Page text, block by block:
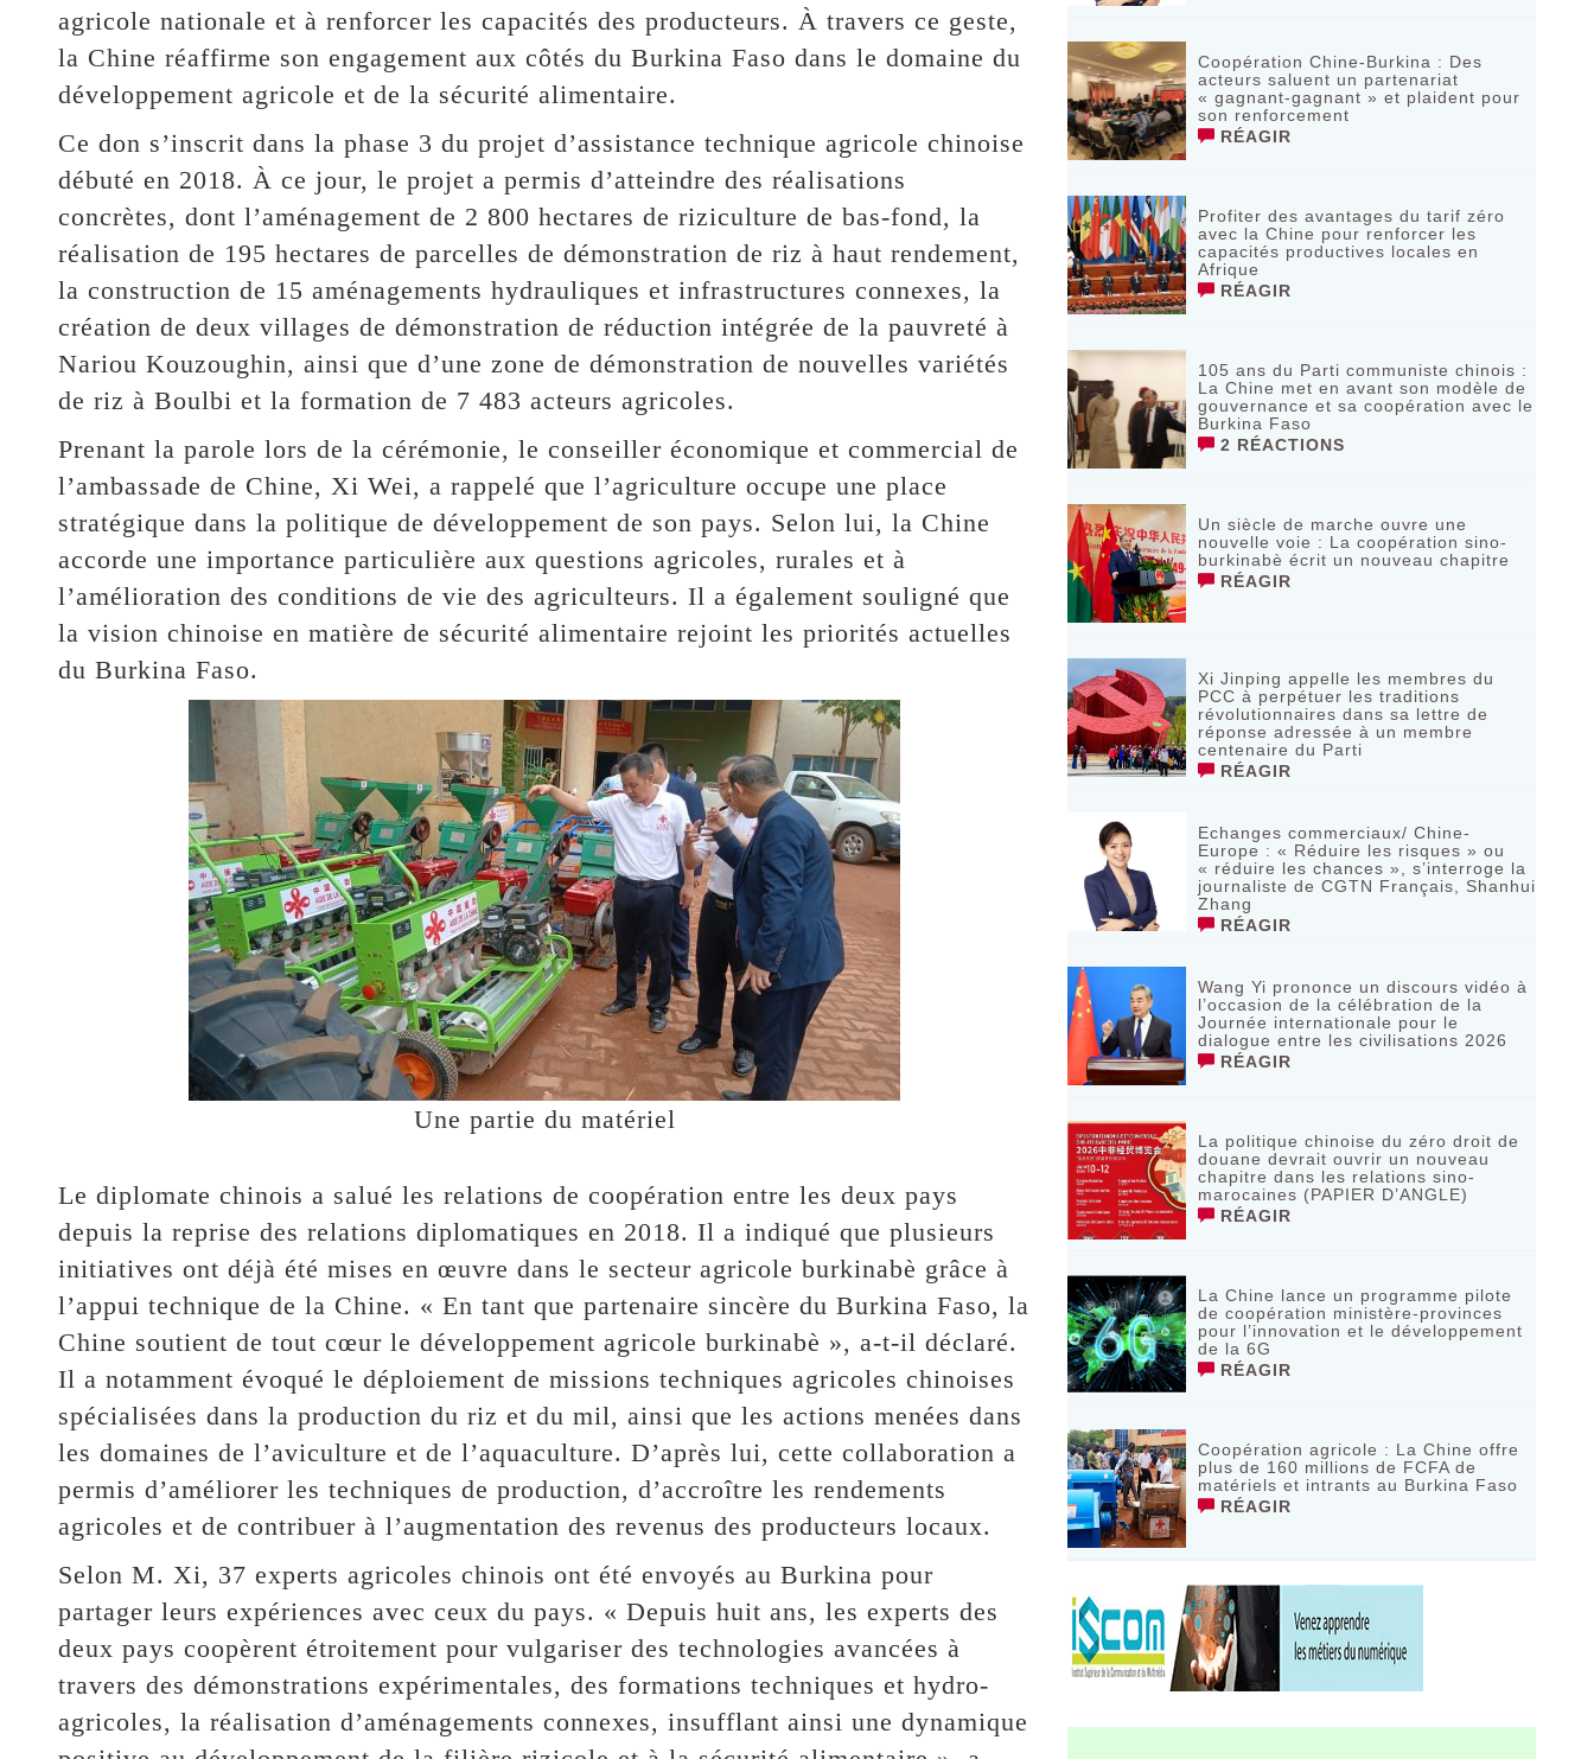
agricole nationale et à renforcer les capacités des producteurs. À travers ce geste,
la Chine réaffirme son engagement aux côtés du Burkina Faso dans le domaine du
développement agricole et de la sécurité alimentaire.
Ce don s’inscrit dans la phase 3 du projet d’assistance technique agricole chinoise
débuté en 2018. À ce jour, le projet a permis d’atteindre des réalisations
concrètes, dont l’aménagement de 2 800 hectares de riziculture de bas-fond, la
réalisation de 195 hectares de parcelles de démonstration de riz à haut rendement,
la construction de 15 aménagements hydrauliques et infrastructures connexes, la
création de deux villages de démonstration de réduction intégrée de la pauvreté à
Nariou Kouzoughin, ainsi que d’une zone de démonstration de nouvelles variétés
de riz à Boulbi et la formation de 7 483 acteurs agricoles.
Prenant la parole lors de la cérémonie, le conseiller économique et commercial de
l’ambassade de Chine, Xi Wei, a rappelé que l’agriculture occupe une place
stratégique dans la politique de développement de son pays. Selon lui, la Chine
accorde une importance particulière aux questions agricoles, rurales et à
l’amélioration des conditions de vie des agriculteurs. Il a également souligné que
la vision chinoise en matière de sécurité alimentaire rejoint les priorités actuelles
du Burkina Faso.
Une partie du matériel
Le diplomate chinois a salué les relations de coopération entre les deux pays
depuis la reprise des relations diplomatiques en 2018. Il a indiqué que plusieurs
initiatives ont déjà été mises en œuvre dans le secteur agricole burkinabè grâce à
l’appui technique de la Chine. « En tant que partenaire sincère du Burkina Faso, la
Chine soutient de tout cœur le développement agricole burkinabè », a-t-il déclaré.
Il a notamment évoqué le déploiement de missions techniques agricoles chinoises
spécialisées dans la production du riz et du mil, ainsi que les actions menées dans
les domaines de l’aviculture et de l’aquaculture. D’après lui, cette collaboration a
permis d’améliorer les techniques de production, d’accroître les rendements
agricoles et de contribuer à l’augmentation des revenus des producteurs locaux.
Selon M. Xi, 37 experts agricoles chinois ont été envoyés au Burkina pour
partager leurs expériences avec ceux du pays. « Depuis huit ans, les experts des
deux pays coopèrent étroitement pour vulgariser des technologies avancées à
travers des démonstrations expérimentales, des formations techniques et hydro-
agricoles, la réalisation d’aménagements connexes, insufflant ainsi une dynamique
Coopération Chine-Burkina : Des
acteurs saluent un partenariat
« gagnant-gagnant » et plaident pour
son renforcement
RÉAGIR
Profiter des avantages du tarif zéro
avec la Chine pour renforcer les
capacités productives locales en
Afrique
RÉAGIR
105 ans du Parti communiste chinois :
La Chine met en avant son modèle de
gouvernance et sa coopération avec le
Burkina Faso
2 RÉACTIONS
Un siècle de marche ouvre une
nouvelle voie : La coopération sino-
burkinabè écrit un nouveau chapitre
RÉAGIR
Xi Jinping appelle les membres du
PCC à perpétuer les traditions
révolutionnaires dans sa lettre de
réponse adressée à un membre
centenaire du Parti
RÉAGIR
Echanges commerciaux/ Chine-
Europe : « Réduire les risques » ou
« réduire les chances », s’interroge la
journaliste de CGTN Français, Shanhui
Zhang
RÉAGIR
Wang Yi prononce un discours vidéo à
l’occasion de la célébration de la
Journée internationale pour le
dialogue entre les civilisations 2026
RÉAGIR
La politique chinoise du zéro droit de
douane devrait ouvrir un nouveau
chapitre dans les relations sino-
marocaines (PAPIER D’ANGLE)
RÉAGIR
La Chine lance un programme pilote
de coopération ministère-provinces
pour l’innovation et le développement
de la 6G
RÉAGIR
Coopération agricole : La Chine offre
plus de 160 millions de FCFA de
matériels et intrants au Burkina Faso
RÉAGIR